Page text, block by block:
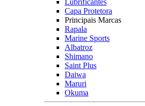
Lubrificantes
Capa Protetora
Principais Marcas
Rapala
Marine Sports
Albatroz
Shimano
Saint Plus
Daiwa
Maruri
Okuma